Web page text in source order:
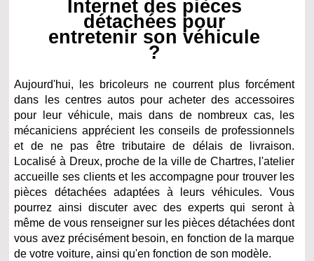
Internet des pièces
détachées pour
entretenir son véhicule
?
Aujourd'hui, les bricoleurs ne courrent plus forcément
dans les centres autos pour acheter des accessoires
pour leur véhicule, mais dans de nombreux cas, les
mécaniciens apprécient les conseils de professionnels
et de ne pas être tributaire de délais de livraison.
Localisé à Dreux, proche de la ville de Chartres, l'atelier
accueille ses clients et les accompagne pour trouver les
pièces détachées adaptées à leurs véhicules. Vous
pourrez ainsi discuter avec des experts qui seront à
même de vous renseigner sur les pièces détachées dont
vous avez précisément besoin, en fonction de la marque
de votre voiture, ainsi qu'en fonction de son modèle.